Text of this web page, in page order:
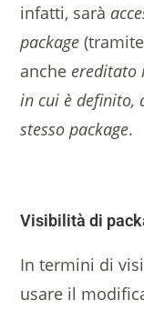
infatti, sarà
package
anche ereditato
in cui è definito,
stesso package.
Visibilità di
In termini di
usare il